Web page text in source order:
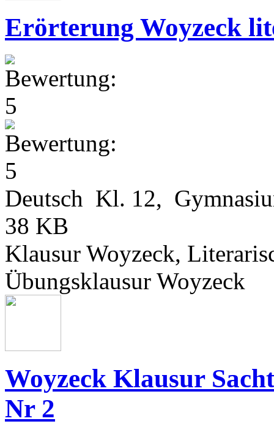
Erörterung Woyzeck
Deutsch Kl. 12,
38 KB
Klausur Woyzeck,
Übungsklausur Woyzeck
Woyzeck Klausur
Nr 2